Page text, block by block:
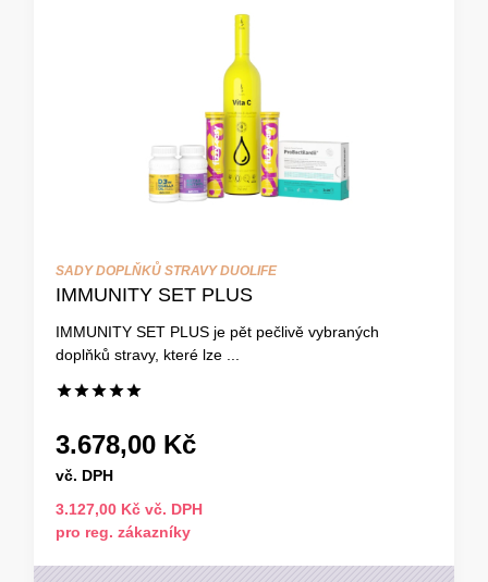
SADY DOPLŇKŮ STRAVY DUOLIFE
IMMUNITY SET PLUS
IMMUNITY SET PLUS je pět pečlivě vybraných
doplňků stravy, které lze ...
3.678,00 Kč
vč. DPH
3.127,00 Kč vč. DPH
pro reg. zákazníky